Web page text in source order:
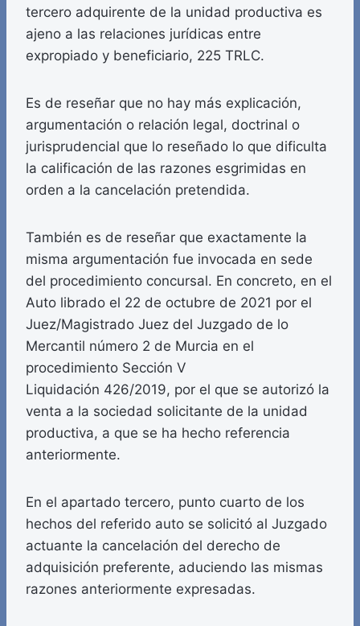
tercero adquirente de la unidad productiva es
ajeno a las relaciones jurídicas entre
expropiado y beneficiario, 225 TRLC.
Es de reseñar que no hay más explicación,
argumentación o relación legal, doctrinal o
jurisprudencial que lo reseñado lo que dificulta
la calificación de las razones esgrimidas en
orden a la cancelación pretendida.
También es de reseñar que exactamente la
misma argumentación fue invocada en sede
del procedimiento concursal. En concreto, en el
Auto librado el 22 de octubre de 2021 por el
Juez/Magistrado Juez del Juzgado de lo
Mercantil número 2 de Murcia en el
procedimiento Sección V
Liquidación 426/2019, por el que se autorizó la
venta a la sociedad solicitante de la unidad
productiva, a que se ha hecho referencia
anteriormente.
En el apartado tercero, punto cuarto de los
hechos del referido auto se solicitó al Juzgado
actuante la cancelación del derecho de
adquisición preferente, aduciendo las mismas
razones anteriormente expresadas.